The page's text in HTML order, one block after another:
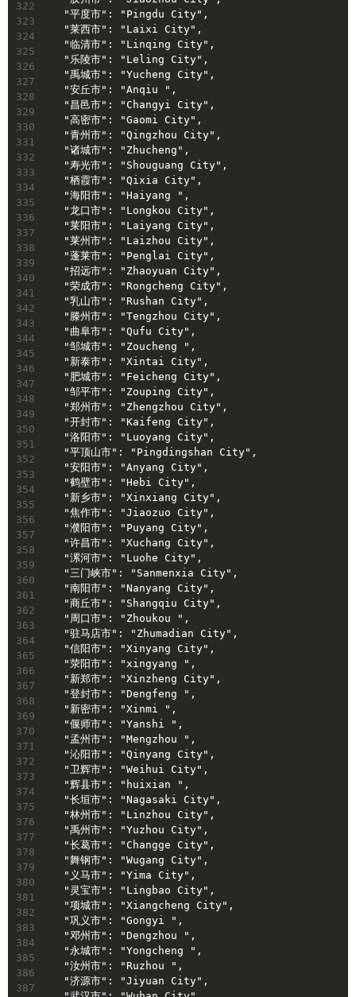
322
323
324
325
326
327
328
329
330
331
332
333
334
335
336
337
338
339
340
341
342
343
344
345
346
347
348
349
350
351
352
353
354
355
356
357
358
359
360
361
362
363
364
365
366
367
368
369
370
371
372
373
374
375
376
377
378
379
380
381
382
383
384
385
386
387
  "平度市": "Pingdu City",
  "莱西市": "Laixi City",
  "临清市": "Linqing City",
  "乐陵市": "Leling City",
  "禹城市": "Yucheng City",
  "安丘市": "Anqiu ",
  "昌邑市": "Changyi City",
  "高密市": "Gaomi City",
  "青州市": "Qingzhou City",
  "诸城市": "Zhucheng",
  "寿光市": "Shouguang City",
  "栖霞市": "Qixia City",
  "海阳市": "Haiyang ",
  "龙口市": "Longkou City",
  "莱阳市": "Laiyang City",
  "莱州市": "Laizhou City",
  "蓬莱市": "Penglai City",
  "招远市": "Zhaoyuan City",
  "荣成市": "Rongcheng City",
  "乳山市": "Rushan City",
  "滕州市": "Tengzhou City",
  "曲阜市": "Qufu City",
  "邹城市": "Zoucheng ",
  "新泰市": "Xintai City",
  "肥城市": "Feicheng City",
  "邹平市": "Zouping City",
  "郑州市": "Zhengzhou City",
  "开封市": "Kaifeng City",
  "洛阳市": "Luoyang City",
  "平顶山市": "Pingdingshan City",
  "安阳市": "Anyang City",
  "鹤壁市": "Hebi City",
  "新乡市": "Xinxiang City",
  "焦作市": "Jiaozuo City",
  "濮阳市": "Puyang City",
  "许昌市": "Xuchang City",
  "漯河市": "Luohe City",
  "三门峡市": "Sanmenxia City",
  "南阳市": "Nanyang City",
  "商丘市": "Shangqiu City",
  "周口市": "Zhoukou ",
  "驻马店市": "Zhumadian City",
  "信阳市": "Xinyang City",
  "荥阳市": "xingyang ",
  "新郑市": "Xinzheng City",
  "登封市": "Dengfeng ",
  "新密市": "Xinmi ",
  "偃师市": "Yanshi ",
  "孟州市": "Mengzhou ",
  "沁阳市": "Qinyang City",
  "卫辉市": "Weihui City",
  "辉县市": "huixian ",
  "长垣市": "Nagasaki City",
  "林州市": "Linzhou City",
  "禹州市": "Yuzhou City",
  "长葛市": "Changge City",
  "舞钢市": "Wugang City",
  "义马市": "Yima City",
  "灵宝市": "Lingbao City",
  "项城市": "Xiangcheng City",
  "巩义市": "Gongyi ",
  "邓州市": "Dengzhou ",
  "永城市": "Yongcheng ",
  "汝州市": "Ruzhou ",
  "济源市": "Jiyuan City",